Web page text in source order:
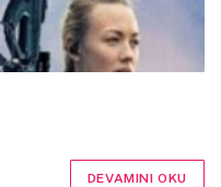
DEVAMINI OKU